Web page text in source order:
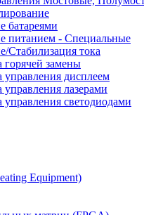
батареями
питанием - Специальные
Стабилизация тока
горячей замены
дисплеем
лазерами
светодиодами
Equipment)